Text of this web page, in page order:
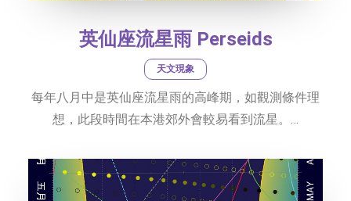
英仙座流星雨 Perseids
天文現象
每年八月中是英仙座流星雨的高峰期，如觀測條件理
想，此段時間在本港郊外會較易看到流星。…